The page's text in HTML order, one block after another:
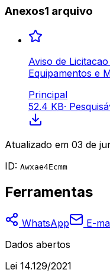
Anexos1 arquivo
Aviso de
Equipamentos e
Principal
52.4 KB·
Atualizado em 03 de
ID: Awxae4Ecmm
Ferramentas
WhatsApp
E-
Dados abertos
Lei 14.129/2021